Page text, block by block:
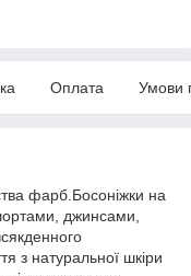
Оплата Умови
фарб.Босоніжки на
джинсами,
з натуральної шкіри